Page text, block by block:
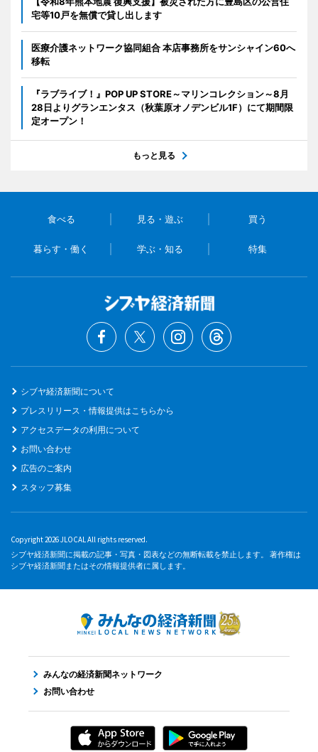
宅等10戸を無償で貸し出します
医療介護ネットワーク協同組合 本店事務所をサンシャイン60へ
移転
『ラブライブ！』POP UP STORE～マリンコレクション～8月
28日よりグランエンタス（秋葉原オノデンビル1F）にて期間限
定オープン！
もっと見る
食べる 見る・遊ぶ 買う
暮らす・働く 学ぶ・知る 特集
シブヤ経済新聞について
プレスリリース・情報提供はこちらから
アクセスデータの利用について
お問い合わせ
広告のご案内
スタッフ募集
Copyright 2026 JLOCAL All rights reserved.
シブヤ経済新聞に掲載の記事・写真・図表などの無断転載を禁止します。 著作権は
シブヤ経済新聞またはその情報提供者に属します。
みんなの経済新聞ネットワーク
お問い合わせ